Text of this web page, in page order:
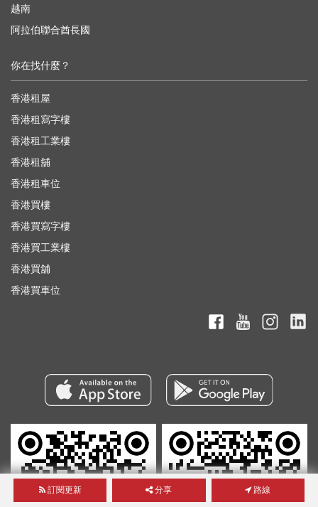
訂閱更新 分享 路線
越南
阿拉伯聯合酋長國
你在找什麼？
香港租屋
香港租寫字樓
香港租工業樓
香港租舖
香港租車位
香港買樓
香港買寫字樓
香港買工業樓
香港買舖
香港買車位